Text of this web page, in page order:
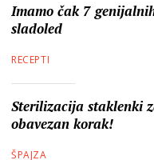
Imamo čak 7
sladoled
RECEPTI
Sterilizacija staklenki
obavezan korak!
ŠPAJZA